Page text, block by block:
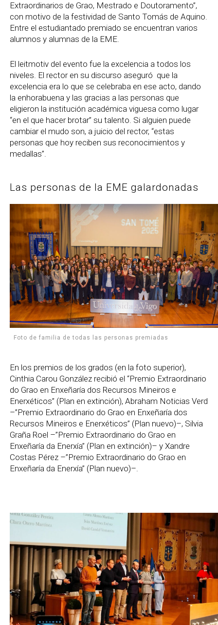
Extraordinarios de Grao, Mestrado e Doutoramento”,
con motivo de la festividad de Santo Tomás de Aquino.
Entre el estudiantado premiado se encuentran varios
alumnos y alumnas de la EME.
El leitmotiv del evento fue la excelencia a todos los
niveles. El rector en su discurso aseguró que la
excelencia era lo que se celebraba en ese acto, dando
la enhorabuena y las gracias a las personas que
eligieron la institución académica viguesa como lugar
“en el que hacer brotar” su talento. Si alguien puede
cambiar el mudo son, a juicio del rector, “estas
personas que hoy reciben sus reconocimientos y
medallas”.
Las personas de la EME galardonadas
Foto de familia de todas las personas premiadas
En los premios de los grados (en la foto superior),
Cinthia Carou González recibió el “Premio Extraordinario
do Grao en Enxeñaría dos Recursos Mineiros e
Enerxéticos” (Plan en extinción), Abraham Noticias Verd
–”Premio Extraordinario do Grao en Enxeñaría dos
Recursos Mineiros e Enerxéticos” (Plan nuevo)–, Silvia
Graña Roel –”Premio Extraordinario do Grao en
Enxeñaría da Enerxía” (Plan en extinción)– y Xandre
Costas Pérez –”Premio Extraordinario do Grao en
Enxeñaría da Enerxía” (Plan nuevo)–.